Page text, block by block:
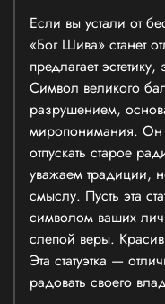
Если вы устали от
«Бог Шива» станет
предлагает
Символ великого
разрушением,
миропонимания. Он
отпускать старое
уважаем традиции,
смыслу. Пусть эта
символом ваших
слепой веры.
Эта статуэтка —
радовать своего